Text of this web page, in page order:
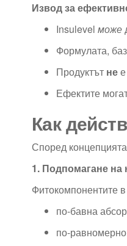
Извод за
Insulevel може
Формулата,
Продуктът не
Ефектите
Как
Според
1. Подпомагане
Фитокомпонентите
по-бавна
по-